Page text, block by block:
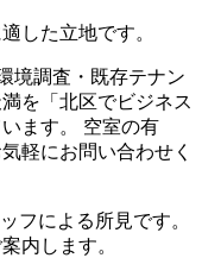
した立地です。
境調査・既存テナン
を「北区でビジネス
ます。 空室の有
軽にお問い合わせく
フによる所見です。
内します。